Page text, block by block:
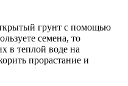
грунт с помощью
семена, то
в теплой воде на
прорастание и